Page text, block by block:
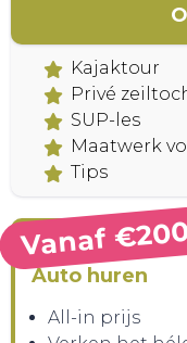
Kajaktour
Privé
SUP-les
Maatwerk
Tips
Vanaf
Auto huren
All-in prijs